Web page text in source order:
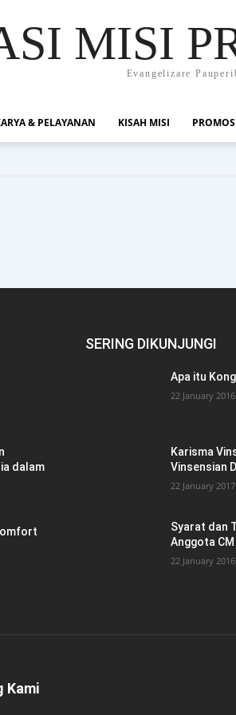
MISI
Evangelizare
& PELAYANAN KISAH MISI
dalam
SERING DIKUNJUNGI
Apa itu
22 January 2016
Karisma
Vinsensian
22 January 2017
Syarat dan
Anggota CM
22 January 2016
Kami